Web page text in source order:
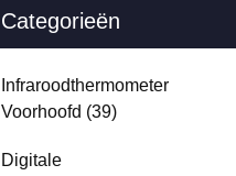
Categorieën
Infraroodthermometer
Voorhoofd (39)
Digitale